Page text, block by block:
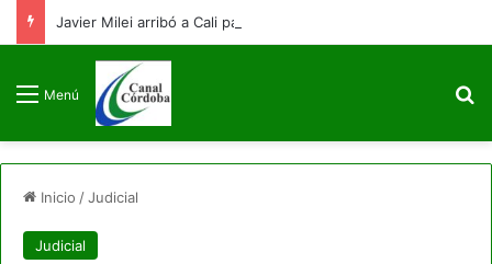
Menú
Inicio /Judicial
Judicial